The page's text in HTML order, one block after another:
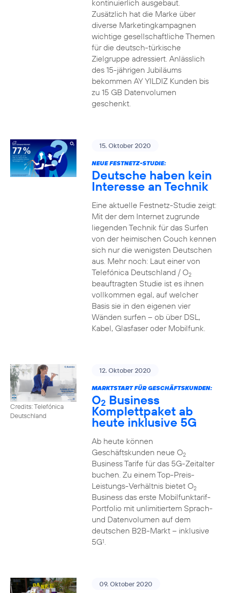
kontinuierlich ausgebaut.
Zusätzlich hat die Marke über
diverse Marketingkampagnen
wichtige gesellschaftliche Themen
für die deutsch-türkische
Zielgruppe adressiert. Anlässlich
des 15-jährigen Jubiläums
bekommen AY YILDIZ Kunden bis
zu 15 GB Datenvolumen
geschenkt.
15. Oktober 2020
NEUE FESTNETZ-STUDIE:
Deutsche haben kein
Interesse an Technik
Eine aktuelle Festnetz-Studie zeigt:
Mit der dem Internet zugrunde
liegenden Technik für das Surfen
von der heimischen Couch kennen
sich nur die wenigsten Deutschen
aus. Mehr noch: Laut einer von
Telefónica Deutschland / O2
beauftragten Studie ist es ihnen
vollkommen egal, auf welcher
Basis sie in den eigenen vier
Wänden surfen – ob über DSL,
Kabel, Glasfaser oder Mobilfunk.
Credits: Telefónica
Deutschland
12. Oktober 2020
MARKTSTART FÜR GESCHÄFTSKUNDEN:
O2 Business
Komplettpaket ab
heute inklusive 5G
Ab heute können
Geschäftskunden neue O2
Business Tarife für das 5G-Zeitalter
buchen. Zu einem Top-Preis-
Leistungs-Verhältnis bietet O2
Business das erste Mobilfunktarif-
Portfolio mit unlimitiertem Sprach-
und Datenvolumen auf dem
deutschen B2B-Markt – inklusive
5G1.
09. Oktober 2020